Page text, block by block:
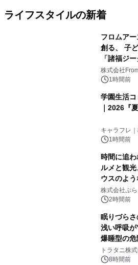
ライフスタイルの新着
フロムア
創る、 子
「諸福ジ
(日)開催
株式会社
1時間前
学園生活コ
｜2026『
キャラフレ
デザインズ
1時間前
時間に追
ルメと観
ウスのよ
サウナも
得な素泊ま
株式会社ぷ
2時間前
眠りづら
浅い呼吸が
爆睡型の
説
トラタニ株
8時間前